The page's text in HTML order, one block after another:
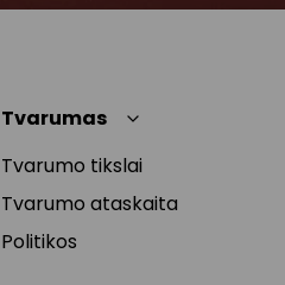
Tvarumas
Tvarumo tikslai
Tvarumo ataskaita
Politikos